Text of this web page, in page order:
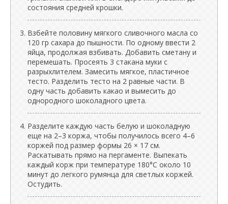
состояния средней крошки.
Взбейте половину мягкого сливочного масла со
120 гр сахара до пышности. По одному ввести 2
яйца, продолжая взбивать. Добавить сметану и
перемешать. Просеять 3 стакана муки с
разрыхлителем. Замесить мягкое, пластичное
тесто. Разделить тесто на 2 равные части. В
одну часть добавить какао и вымесить до
однородного шоколадного цвета.
Разделите каждую часть белую и шоколадную
еще на 2–3 коржа, чтобы получилось всего 4–6
коржей под размер формы 26 × 17 см.
Раскатывать прямо на пергаменте. Выпекать
каждый корж при температуре 180°C около 10
минут до легкого румянца для светлых коржей.
Остудить.